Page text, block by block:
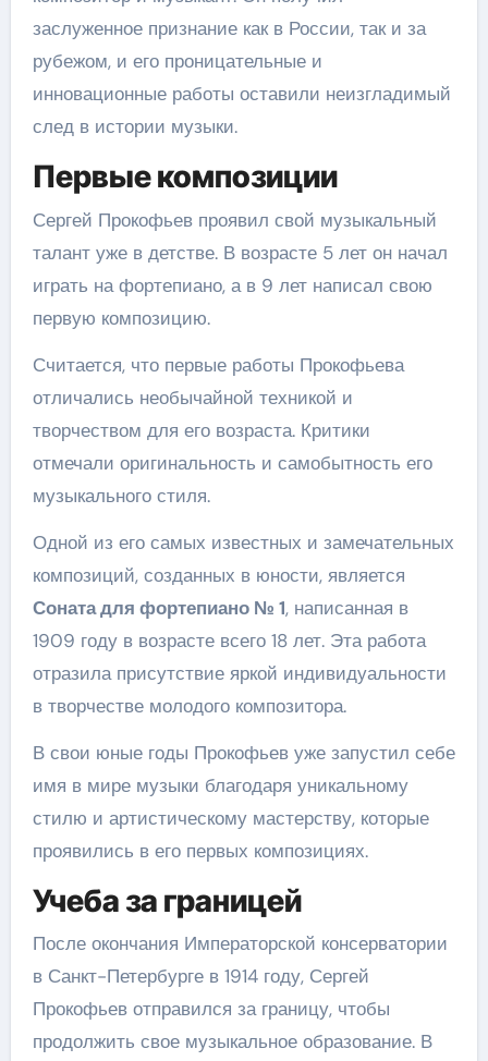
заслуженное признание как в России, так и за
рубежом, и его проницательные и
инновационные работы оставили неизгладимый
след в истории музыки.
Первые композиции
Сергей Прокофьев проявил свой музыкальный
талант уже в детстве. В возрасте 5 лет он начал
играть на фортепиано, а в 9 лет написал свою
первую композицию.
Считается, что первые работы Прокофьева
отличались необычайной техникой и
творчеством для его возраста. Критики
отмечали оригинальность и самобытность его
музыкального стиля.
Одной из его самых известных и замечательных
композиций, созданных в юности, является
Соната для фортепиано № 1, написанная в
1909 году в возрасте всего 18 лет. Эта работа
отразила присутствие яркой индивидуальности
в творчестве молодого композитора.
В свои юные годы Прокофьев уже запустил себе
имя в мире музыки благодаря уникальному
стилю и артистическому мастерству, которые
проявились в его первых композициях.
Учеба за границей
После окончания Императорской консерватории
в Санкт-Петербурге в 1914 году, Сергей
Прокофьев отправился за границу, чтобы
продолжить свое музыкальное образование. В